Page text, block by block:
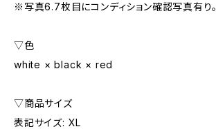
※写真6.7枚目にコンディション確認写真有り。
▽色
white × black × red
▽商品サイズ
表記サイズ: XL